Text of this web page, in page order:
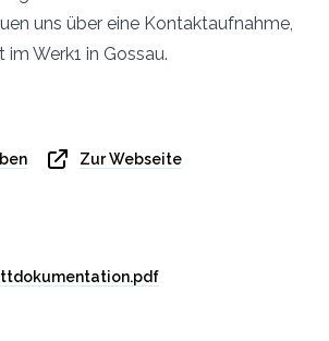
uns über eine Kontaktaufnahme,
Werk1 in Gossau.
Zur Webseite